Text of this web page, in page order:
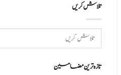
تلاش کریں
تازہ ترین مضامین